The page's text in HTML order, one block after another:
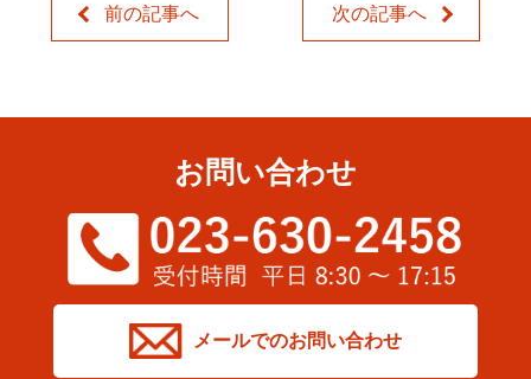
前の記事へ 次の記事へ
お問い合わせ
メールでのお問い合わせ